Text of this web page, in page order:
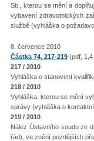
Sb., kterou se mění a
vybavení zdravotnických
službě (vyhláška o
8. července 2010
Částka 74, 217-219 (pdf, 1,4
217 / 2010
Vyhláška o stanovení
218 / 2010
Vyhláška, kterou se mění
správy (vyhláška o
219 / 2010
Nález Ústavního soudu ze
řád), ve znění pozdějších